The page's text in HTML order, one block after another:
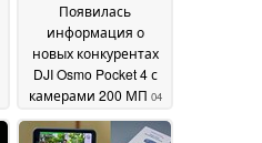
Появилась
информация о
новых конкурентах
DJI Osmo Pocket 4 с
камерами 200 МП 04
June 2026